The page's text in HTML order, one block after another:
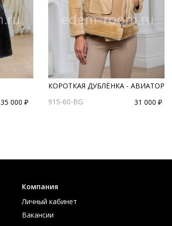
35 000 ₽
КОРОТКАЯ ДУБЛЁНКА - АВИАТОР
915-60-BG
31 000 ₽
Компания
Личный кабинет
Вакансии